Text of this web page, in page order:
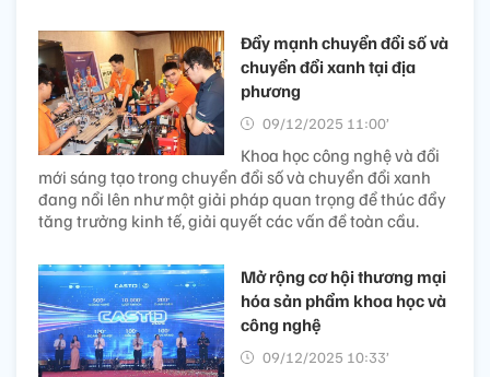
Đẩy mạnh chuyển đổi số và
chuyển đổi xanh tại địa
phương
09/12/2025 11:00’
Khoa học công nghệ và đổi
mới sáng tạo trong chuyển đổi số và chuyển đổi xanh
đang nổi lên như một giải pháp quan trọng để thúc đẩy
tăng trưởng kinh tế, giải quyết các vấn đề toàn cầu.
Mở rộng cơ hội thương mại
hóa sản phẩm khoa học và
công nghệ
09/12/2025 10:33’